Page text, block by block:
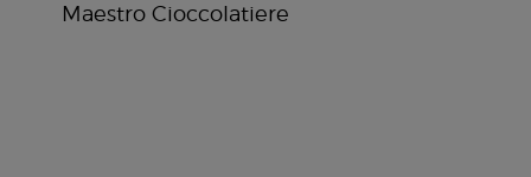
Maestro Cioccolatiere